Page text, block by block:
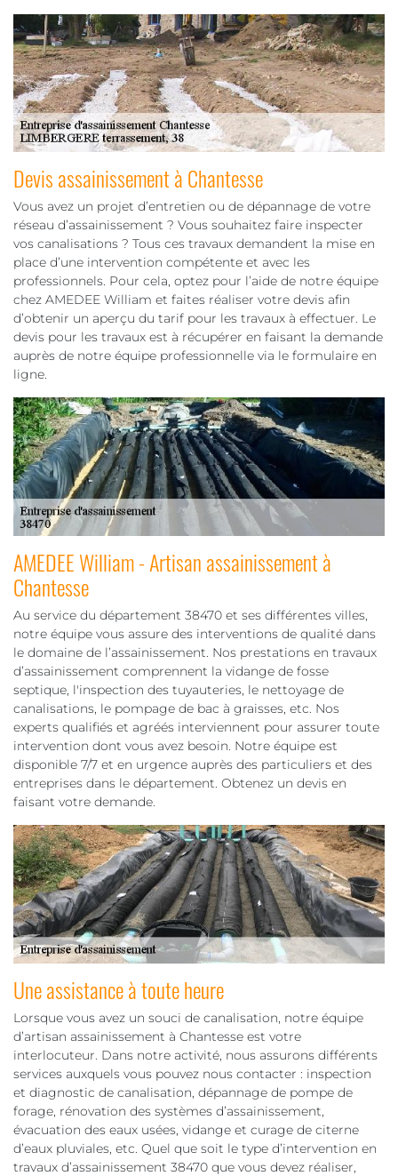
Devis assainissement à Chantesse
Vous avez un projet d’entretien ou de dépannage de votre
réseau d’assainissement ? Vous souhaitez faire inspecter
vos canalisations ? Tous ces travaux demandent la mise en
place d’une intervention compétente et avec les
professionnels. Pour cela, optez pour l’aide de notre équipe
chez AMEDEE William et faites réaliser votre devis afin
d’obtenir un aperçu du tarif pour les travaux à effectuer. Le
devis pour les travaux est à récupérer en faisant la demande
auprès de notre équipe professionnelle via le formulaire en
ligne.
AMEDEE William - Artisan assainissement à
Chantesse
Au service du département 38470 et ses différentes villes,
notre équipe vous assure des interventions de qualité dans
le domaine de l’assainissement. Nos prestations en travaux
d’assainissement comprennent la vidange de fosse
septique, l'inspection des tuyauteries, le nettoyage de
canalisations, le pompage de bac à graisses, etc. Nos
experts qualifiés et agréés interviennent pour assurer toute
intervention dont vous avez besoin. Notre équipe est
disponible 7/7 et en urgence auprès des particuliers et des
entreprises dans le département. Obtenez un devis en
faisant votre demande.
Une assistance à toute heure
Lorsque vous avez un souci de canalisation, notre équipe
d’artisan assainissement à Chantesse est votre
interlocuteur. Dans notre activité, nous assurons différents
services auxquels vous pouvez nous contacter : inspection
et diagnostic de canalisation, dépannage de pompe de
forage, rénovation des systèmes d’assainissement,
évacuation des eaux usées, vidange et curage de citerne
d’eaux pluviales, etc. Quel que soit le type d’intervention en
travaux d’assainissement 38470 que vous devez réaliser,